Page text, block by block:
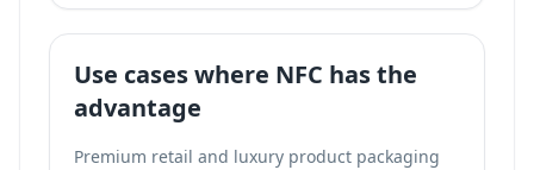
Use cases where NFC has the
advantage
Premium retail and luxury product packaging